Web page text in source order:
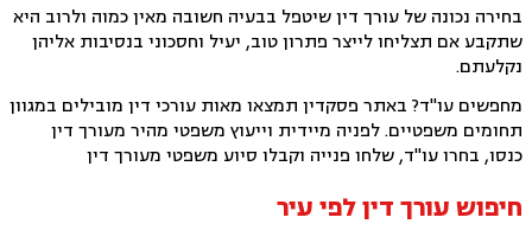
בחירה נכונה של עורך דין שיטפל בבעיה חשובה מאין כמוה ולרוב היא
שתקבע אם תצליחו לייצר פתרון טוב, יעיל וחסכוני בנסיבות אליהן
נקלעתם.
מחפשים עו"ד? באתר פסקדין תמצאו מאות עורכי דין מובילים במגוון
תחומים משפטיים. לפניה מיידית וייעוץ משפטי מהיר מעורך דין
כנסו, בחרו עו"ד, שלחו פנייה וקבלו סיוע משפטי מעורך דין
חיפוש עורך דין לפי עיר